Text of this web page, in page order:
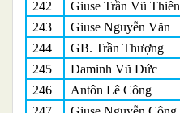
242
Giuse Trần Vũ Thiên
243
Giuse Nguyễn Văn
244
GB. Trần Thượng
245
Đaminh Vũ Đức
246
Antôn Lê Công